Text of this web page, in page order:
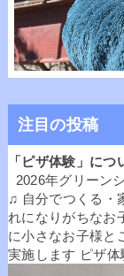
注目の投稿
「ピザ体験」に
2026年グリーン
♫ 自分でつくる・
れになりがちなお
に小さなお子様と
実施します ピザ